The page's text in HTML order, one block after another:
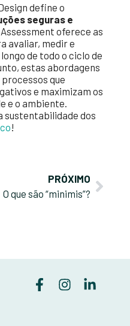
define o
seguras e
Assessment oferece as
avaliar, medir e
de todo o ciclo de
estas abordagens
que
e maximizam os
e o ambiente.
sustentabilidade dos
!
PRÓXIMO
O que são “minimis”?